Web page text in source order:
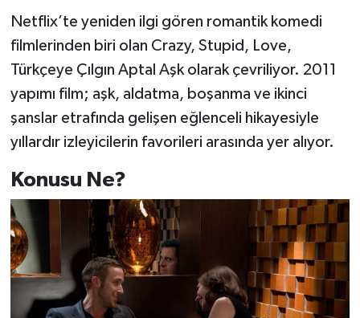
Netflix’te yeniden ilgi gören romantik komedi
filmlerinden biri olan Crazy, Stupid, Love,
Türkçeye Çılgın Aptal Aşk olarak çevriliyor. 2011
yapımı film; aşk, aldatma, boşanma ve ikinci
şanslar etrafında gelişen eğlenceli hikayesiyle
yıllardır izleyicilerin favorileri arasında yer alıyor.
Konusu Ne?